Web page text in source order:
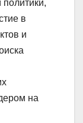
в
и
на